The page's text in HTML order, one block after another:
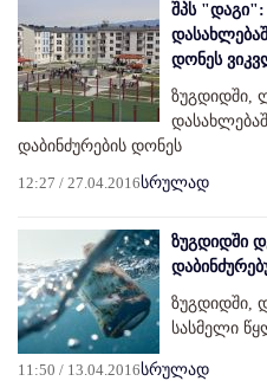
შპს
დონეს
ზუგდიდში,
დაბინძურების დონეს
12:27 / 27.04.2016სრულად
ზუგდიდში
ზუგდიდში,
სასმელი
11:50 / 13.04.2016სრულად